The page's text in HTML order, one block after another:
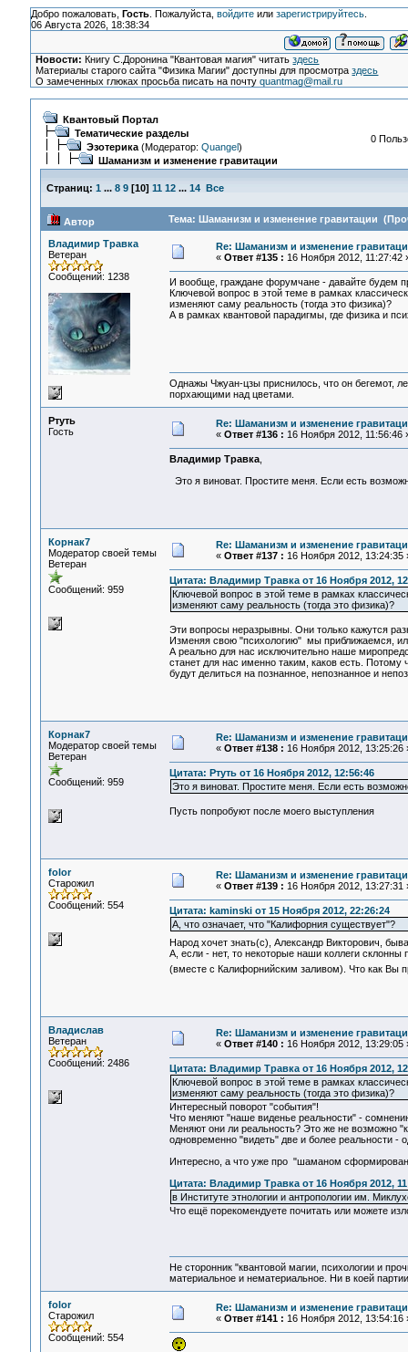
Добро пожаловать, Гость. Пожалуйста, войдитеили зарегистрируйтесь.
06 Августа 2026, 18:38:34
Новости: Книгу С.Доронина "Квантовая магия" читатьздесь
Материалы старого сайта "Физика Магии" доступны для просмотраздесь
О замеченных глюках просьба писать на почтуquantmag@mail.ru
Квантовый Портал
Тематические разделы
Эзотерика(Модератор: Quangel)
Шаманизм и изменение гравитации
0
Страниц: 1 ... 8 9[10] 11 12 ... 14 Все
Автор Тема: Шаманизм и изменение гравитации
Владимир Травка
Ветеран
Сообщений: 1238
Re: Шаманизм и изменение
« Ответ #135 : 16 Ноября 2012, 11:27:42
И вообще, граждане форумчане - давайте будем
Ключевой вопрос в этой теме в рамках
изменяют саму реальность (тогда это физика)?
А в рамках квантовой парадигмы, где физика и
Однажы Чжуан-цзы приснилось, что он бегемот,
порхающими над цветами.
Ртуть
Гость
Re: Шаманизм и изменение
« Ответ #136 : 16 Ноября 2012, 11:56:46
Владимир Травка,
Это я виноват. Простите меня. Если есть
Корнак7
Модератор своей темы
Ветеран
Сообщений: 959
Re: Шаманизм и изменение
« Ответ #137 : 16 Ноября 2012, 13:24:35
Цитата: Владимир Травка от 16 Ноября 2012,
Ключевой вопрос в этой теме в рамках
изменяют саму реальность (тогда это физика)?
Эти вопросы неразрывны. Они только кажутся
Изменяя свою "психологию" мы приближаемся,
А реально для нас исключительно наше
станет для нас именно таким, каков есть. Потому
будут делиться на познанное, непознанное и
Корнак7
Модератор своей темы
Ветеран
Сообщений: 959
Re: Шаманизм и изменение
« Ответ #138 : 16 Ноября 2012, 13:25:26
Цитата: Ртуть от 16 Ноября 2012, 12:56:46
Это я виноват. Простите меня. Если есть
Пусть попробуют после моего выступления
folor
Старожил
Сообщений: 554
Re: Шаманизм и изменение
« Ответ #139 : 16 Ноября 2012, 13:27:31
Цитата: kaminski от 15 Ноября 2012, 22:26:24
А, что означает, что "Калифорния существует"?
Народ хочет знать(с), Александр Викторович,
А, если - нет, то некоторые наши коллеги
(вместе с Калифорнийским заливом). Что как Вы
Владислав
Ветеран
Сообщений: 2486
Re: Шаманизм и изменение
« Ответ #140 : 16 Ноября 2012, 13:29:05
Цитата: Владимир Травка от 16 Ноября 2012,
Ключевой вопрос в этой теме в рамках
изменяют саму реальность (тогда это физика)?
Интересный поворот "события"!
Что меняют "наше виденье реальности" -
Меняют они ли реальность? Это же не возможно
одновременно "видеть" две и более реальности
Интересно, а что уже про "шаманом
Цитата: Владимир Травка от 16 Ноября 2012,
в Институте этнологии и антропологии им.
Что ещё порекомендуете почитать или можете
Не сторонник "квантовой магии, психологии и
материальное и нематериальное. Ни в коей
folor
Старожил
Сообщений: 554
Re: Шаманизм и изменение
« Ответ #141 : 16 Ноября 2012, 13:54:16